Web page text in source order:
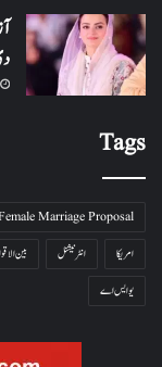
Tags
Marriage Proposal
امریکا
انٹرنیشنل بین
یو ایس اے